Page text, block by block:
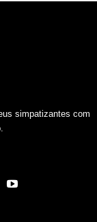
simpatizantes com